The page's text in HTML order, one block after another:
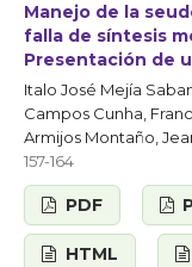
Manejo de la
falla de síntesis
Presentación de
Italo José Mejía
Campos Cunha,
Armijos Montaño,
157-164
PDF
HTML